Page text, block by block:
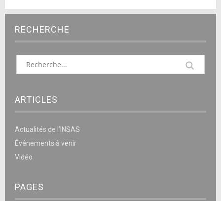
RECHERCHE
ARTICLES
Actualités de l’INSAS
Événements à venir
Vidéo
PAGES